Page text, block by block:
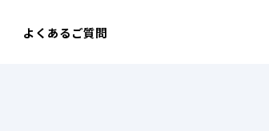
よくあるご質問